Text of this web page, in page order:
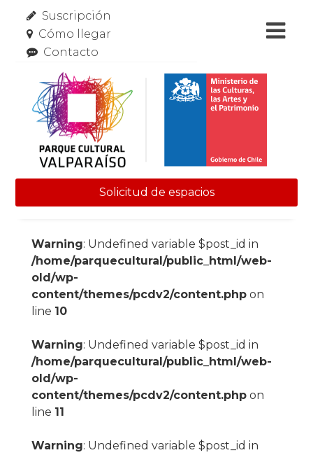
Suscripción
Cómo llegar
Contacto
Solicitud de espacios
Warning: Undefined variable $post_id in
/home/parquecultural/public_html/web-
old/wp-
content/themes/pcdv2/content.phpon
line 10
Warning: Undefined variable $post_id in
/home/parquecultural/public_html/web-
old/wp-
content/themes/pcdv2/content.phpon
line 11
Warning: Undefined variable $post_id in